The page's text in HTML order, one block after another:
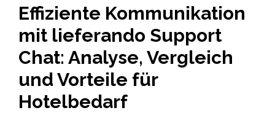
Effiziente Kommunikation
mit lieferando Support
Chat: Analyse, Vergleich
und Vorteile für
Hotelbedarf